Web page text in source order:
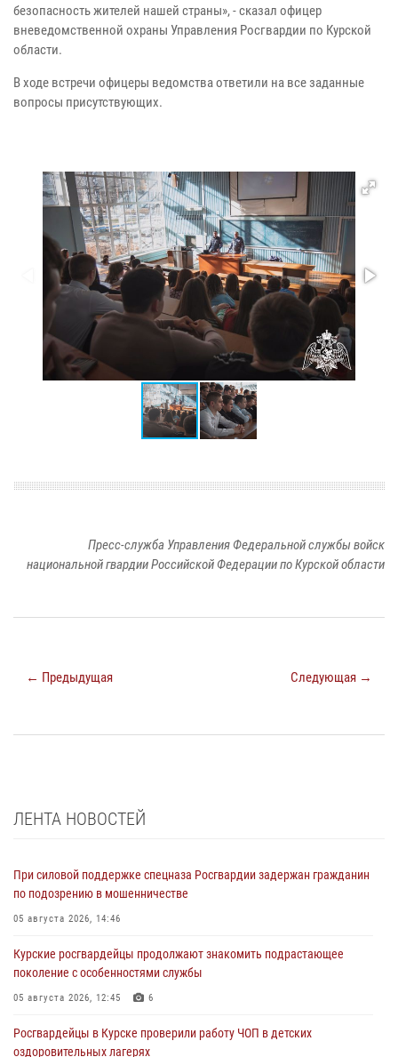
безопасность жителей нашей страны», - сказал офицер
вневедомственной охраны Управления Росгвардии по Курской
области.
В ходе встречи офицеры ведомства ответили на все заданные
вопросы присутствующих.
Пресс-служба Управления Федеральной службы войск
национальной гвардии Российской Федерации по Курской области
← Предыдущая Следующая →
ЛЕНТА НОВОСТЕЙ
При силовой поддержке спецназа Росгвардии задержан гражданин
по подозрению в мошенничестве
05 августа 2026, 14:46
Курские росгвардейцы продолжают знакомить подрастающее
поколение с особенностями службы
05 августа 2026, 12:45 6
Росгвардейцы в Курске проверили работу ЧОП в детских
оздоровительных лагерях